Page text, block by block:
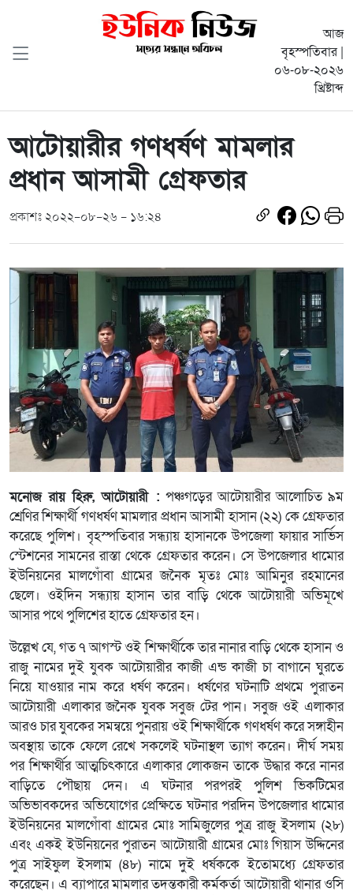
আজ
বৃহস্পতিবার |
০৬-০৮-২০২৬
খ্রিষ্টাব্দ
আটোয়ারীর গণধর্ষণ মামলার
প্রধান আসামী গ্রেফতার
প্রকাশঃ ২০২২-০৮-২৬ - ১৬:২৪
মনোজ রায় হিরু, আটোয়ারী : পঞ্চগড়ের আটোয়ারীর আলোচিত ৯ম
শ্রেণির শিক্ষার্থী গণধর্ষণ মামলার প্রধান আসামী হাসান (২২) কে গ্রেফতার
করেছে পুলিশ। বৃহস্পতিবার সন্ধ্যায় হাসানকে উপজেলা ফায়ার সার্ভিস
স্টেশনের সামনের রাস্তা থেকে গ্রেফতার করেন। সে উপজেলার ধামোর
ইউনিয়নের মালগোঁবা গ্রামের জনৈক মৃতঃ মোঃ আমিনুর রহমানের
ছেলে। ওইদিন সন্ধ্যায় হাসান তার বাড়ি থেকে আটোয়ারী অভিমূখে
আসার পথে পুলিশের হাতে গ্রেফতার হন।
উল্লেখ যে, গত ৭ আগস্ট ওই শিক্ষার্থীকে তার নানার বাড়ি থেকে হাসান ও
রাজু নামের দুই যুবক আটোয়ারীর কাজী এন্ড কাজী চা বাগানে ঘুরতে
নিয়ে যাওয়ার নাম করে ধর্ষণ করেন। ধর্ষণের ঘটনাটি প্রথমে পুরাতন
আটোয়ারী এলাকার জনৈক যুবক সবুজ টের পান। সবুজ ওই এলাকার
আরও চার যুবকের সমন্বয়ে পুনরায় ওই শিক্ষার্থীকে গণধর্ষণ করে সঙ্গাহীন
অবস্থায় তাকে ফেলে রেখে সকলেই ঘটনাস্থল ত্যাগ করেন। দীর্ঘ সময়
পর শিক্ষার্থীর আত্মচিৎকারে এলাকার লোকজন তাকে উদ্ধার করে নানর
বাড়িতে পৌছায় দেন। এ ঘটনার পরপরই পুলিশ ভিকটিমের
অভিভাবকদের অভিযোগের প্রেক্ষিতে ঘটনার পরদিন উপজেলার ধামোর
ইউনিয়নের মালগোঁবা গ্রামের মোঃ সামিজুলের পুত্র রাজু ইসলাম (২৮)
এবং একই ইউনিয়নের পুরাতন আটোয়ারী গ্রামের মোঃ গিয়াস উদ্দিনের
পুত্র সাইফুল ইসলাম (৪৮) নামে দুই ধর্ষককে ইতোমধ্যে গ্রেফতার
করেছেন। এ ব্যাপারে মামলার তদন্তকারী কর্মকর্তা আটোয়ারী থানার ওসি